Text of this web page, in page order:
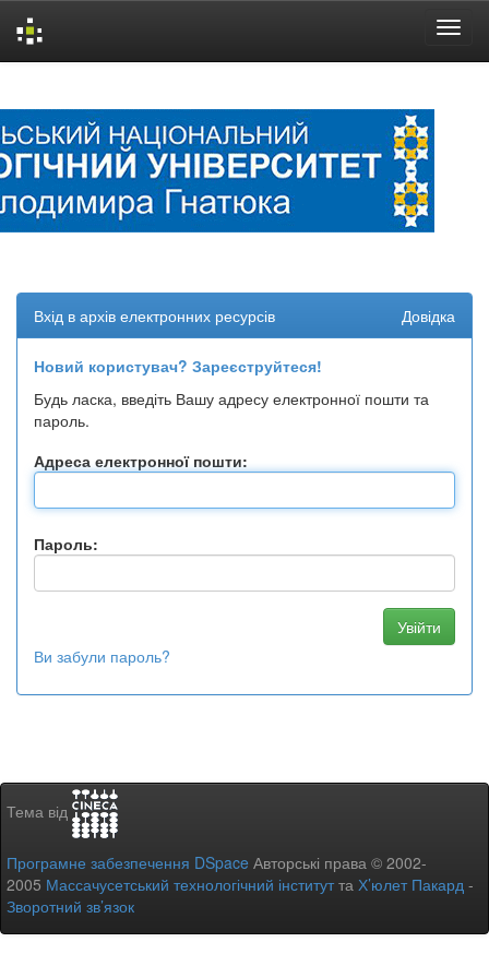
Вхід в архів електронних ресурсів Довідка
Новий користувач? Зареєструйтеся!
Будь ласка, введіть Вашу адресу електронної пошти та
пароль.
Адреса електронної пошти:
Пароль:
Ви забули пароль?
Тема від
Програмне забезпечення DSpace Авторські права © 2002-
2005 Массачусетський технологічний інститутта Х’юлет Пакард -
Зворотний зв’язок